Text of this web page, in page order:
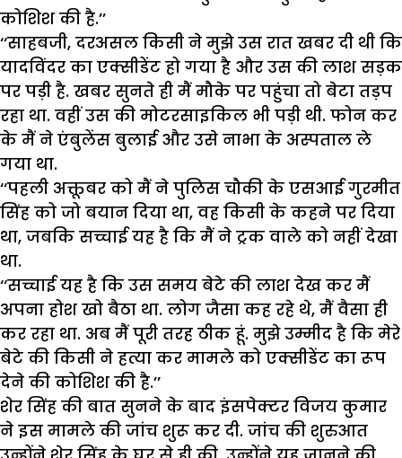
कोशिश की है.’’
‘‘साहबजी, दरअसल किसी ने मुझे उस रात खबर दी थी कि
यादविंदर का एक्सीडेंट हो गया है और उस की लाश सड़क
पर पड़ी है. खबर सुनते ही मैं मौके पर पहुंचा तो बेटा तड़प
रहा था. वहीं उस की मोटरसाइकिल भी पड़ी थी. फोन कर
के मैं ने एंबुलेंस बुलाई और उसे नाभा के अस्पताल ले
गया था.
‘‘पहली अक्तूबर को मैं ने पुलिस चौकी के एसआई गुरमीत
सिंह को जो बयान दिया था, वह किसी के कहने पर दिया
था, जबकि सच्चाई यह है कि मैं ने ट्रक वाले को नहीं देखा
था.
‘‘सच्चाई यह है कि उस समय बेटे की लाश देख कर मैं
अपना होश खो बैठा था. लोग जैसा कह रहे थे, मैं वैसा ही
कर रहा था. अब मैं पूरी तरह ठीक हूं. मुझे उम्मीद है कि मेरे
बेटे की किसी ने हत्या कर मामले को एक्सीडेंट का रूप
देने की कोशिश की है.’’
शेर सिंह की बात सुनने के बाद इंसपेक्टर विजय कुमार
ने इस मामले की जांच शुरू कर दी. जांच की शुरुआत